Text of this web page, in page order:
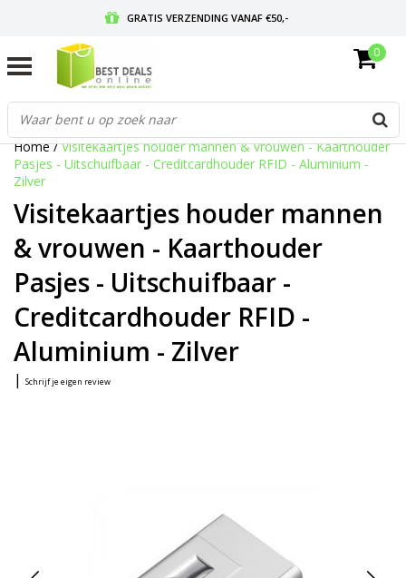
GRATIS VERZENDING VANAF €50,-
GRATIS RETOURNEREN EN 30 DAGEN BEDENKTIJD
0
Home/Visitekaartjes houder mannen & vrouwen - Kaarthouder
Pasjes - Uitschuifbaar - Creditcardhouder RFID - Aluminium -
Zilver
Visitekaartjes houder mannen
& vrouwen - Kaarthouder
Pasjes - Uitschuifbaar -
Creditcardhouder RFID -
Aluminium - Zilver
| Schrijf je eigen review